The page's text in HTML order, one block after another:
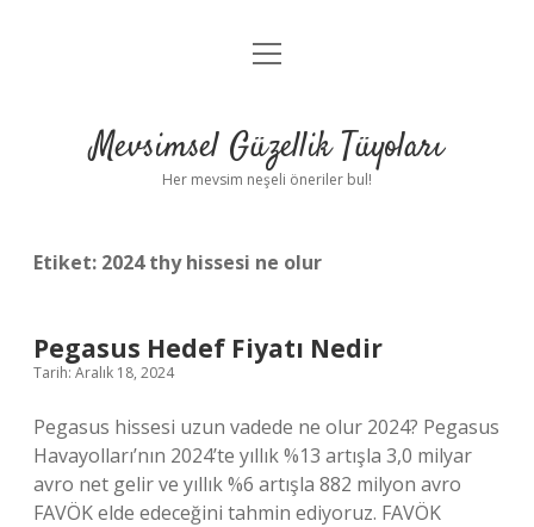
Anasayfa
Yasal Uyarı
menüyü
Mevsimsel Güzellik Tüyoları
Her mevsim neşeli öneriler bul!
Etiket: 2024 thy hissesi ne olur
Pegasus Hedef Fiyatı Nedir
Tarih: Aralık 18, 2024
Pegasus hissesi uzun vadede ne olur 2024? Pegasus
Havayolları’nın 2024’te yıllık %13 artışla 3,0 milyar
avro net gelir ve yıllık %6 artışla 882 milyon avro
FAVÖK elde edeceğini tahmin ediyoruz. FAVÖK